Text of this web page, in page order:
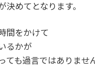
めてとなります。
間をかけて
るかが
ても過言ではありませ